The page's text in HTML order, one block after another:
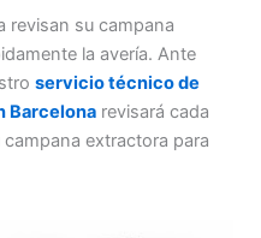
revisan su campana
la avería. Ante
servicio técnico de
Barcelona revisará cada
extractora para